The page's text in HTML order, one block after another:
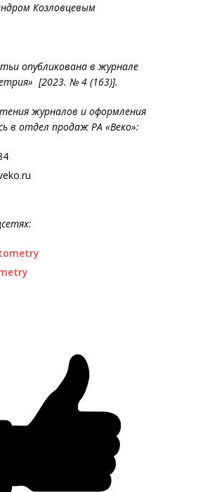
Козловцевым
опубликована в журнале
[2023. № 4 (163)].
журналов и оформления
в отдел продаж РА «Веко»: